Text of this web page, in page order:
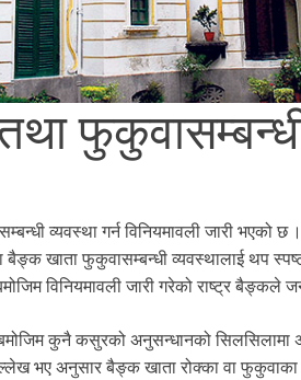
फुकुवासम्बन्धी
व्यवस्था गर्न विनियमावली जारी भएको
खाता फुकुवासम्बन्धी व्यवस्थालाई थप
विनियमावली जारी गरेको राष्ट्र बैङ्कले
कुनै कसुरको अनुसन्धानको सिलसिलामा
भए अनुसार बैङ्क खाता रोक्का वा फुकुवाका